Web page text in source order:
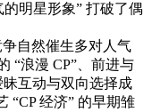
明星形象” 打破了偶
争自然催生多对人气
“浪漫 CP”、前进与
昧互动与双向选择成
“CP 经济” 的早期雏